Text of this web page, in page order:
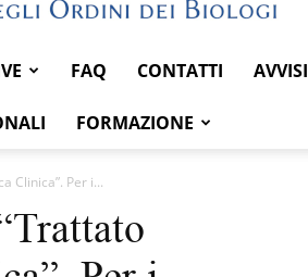
Federazione
FAQ CONTATTI AVVISI
FORMAZIONE
Clinica”. Per i...